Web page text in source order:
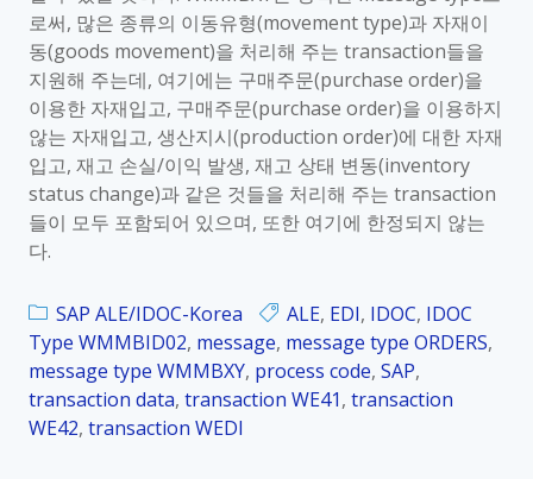
로써, 많은 종류의 이동유형(movement type)과 자재이
동(goods movement)을 처리해 주는 transaction들을
지원해 주는데, 여기에는 구매주문(purchase order)을
이용한 자재입고, 구매주문(purchase order)을 이용하지
않는 자재입고, 생산지시(production order)에 대한 자재
입고, 재고 손실/이익 발생, 재고 상태 변동(inventory
status change)과 같은 것들을 처리해 주는 transaction
들이 모두 포함되어 있으며, 또한 여기에 한정되지 않는
다.
SAP ALE/IDOC-Korea ALE, EDI, IDOC, IDOC
Type WMMBID02, message, message type ORDERS,
message type WMMBXY, process code, SAP,
transaction data, transaction WE41, transaction
WE42, transaction WEDI